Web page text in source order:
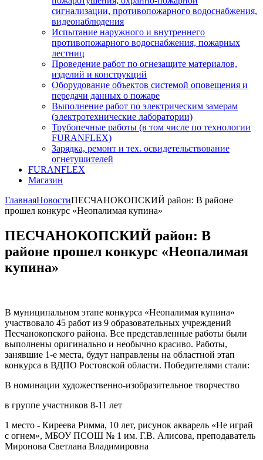
сигнализации, противопожарного водоснабжения,
видеонаблюдения
Испытание наружного и внутреннего
противопожарного водоснабжения, пожарных
лестниц
Проведение работ по огнезащите материалов,
изделий и конструкций
Оборудование объектов системой оповещения и
передачи данных о пожаре
Выполнение работ по электрическим замерам
(электротехнические лаборатории)
Трубопечные работы (в том числе по технологии
FURANFLEX)
Зарядка, ремонт и тех. освидетельствование
огнетушителей
FURANFLEX
Магазин
ГлавнаяНовостиПЕСЧАНОКОПСКИЙ район: В районе
прошел конкурс «Неопалимая купина»
ПЕСЧАНОКОПСКИЙ район: В
районе прошел конкурс «Неопалимая
купина»
В муниципальном этапе конкурса «Неопалимая купина»
участвовало 45 работ из 9 образовательных учреждений
Песчанокопского района. Все представленные работы были
выполнены оригинально и необычно красиво. Работы,
занявшие 1-е места, будут направлены на областной этап
конкурса в ВДПО Ростовской области. Победителями стали:
В номинации художественно-изобразительное творчество
в группе участников 8-11 лет
1 место - Киреева Римма, 10 лет, рисунок акварель «Не играй
с огнем», МБОУ ПСОШ № 1 им. Г.В. Алисова, преподаватель
Миронова Светлана Владимировна